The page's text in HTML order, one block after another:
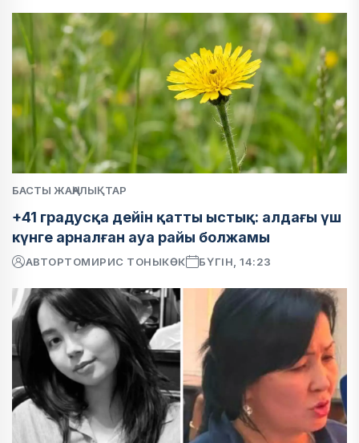
БАСТЫ ЖАҢАЛЫҚТАР
+41 градусқа дейін қатты ыстық: алдағы үш
күнге арналған ауа райы болжамы
АВТОРТОМИРИС ТОНЫКӨК БҮГІН, 14:23